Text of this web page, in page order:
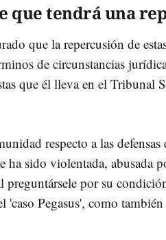
que tendrá una
que la repercusión de
de circunstancias
que él lleva en el Tribunal
respecto a las
ha sido violentada, abusada
preguntársele por su
Pegasus', como